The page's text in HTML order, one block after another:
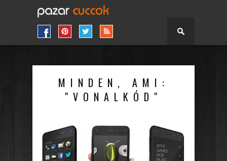
MINDEN, AMI:
"VONALKÓD"